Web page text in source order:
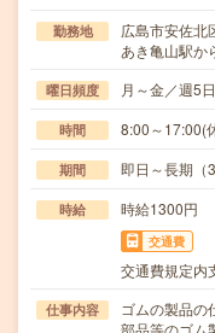
勤務地
広島市安佐北
あき亀山駅か
曜日頻度 月～金／週5
時間 8:00～17:00(
期間 即日～長期（
時給 時給1300円
交通費
交通費規定内
仕事内容
ゴムの製品の
部品等のゴム